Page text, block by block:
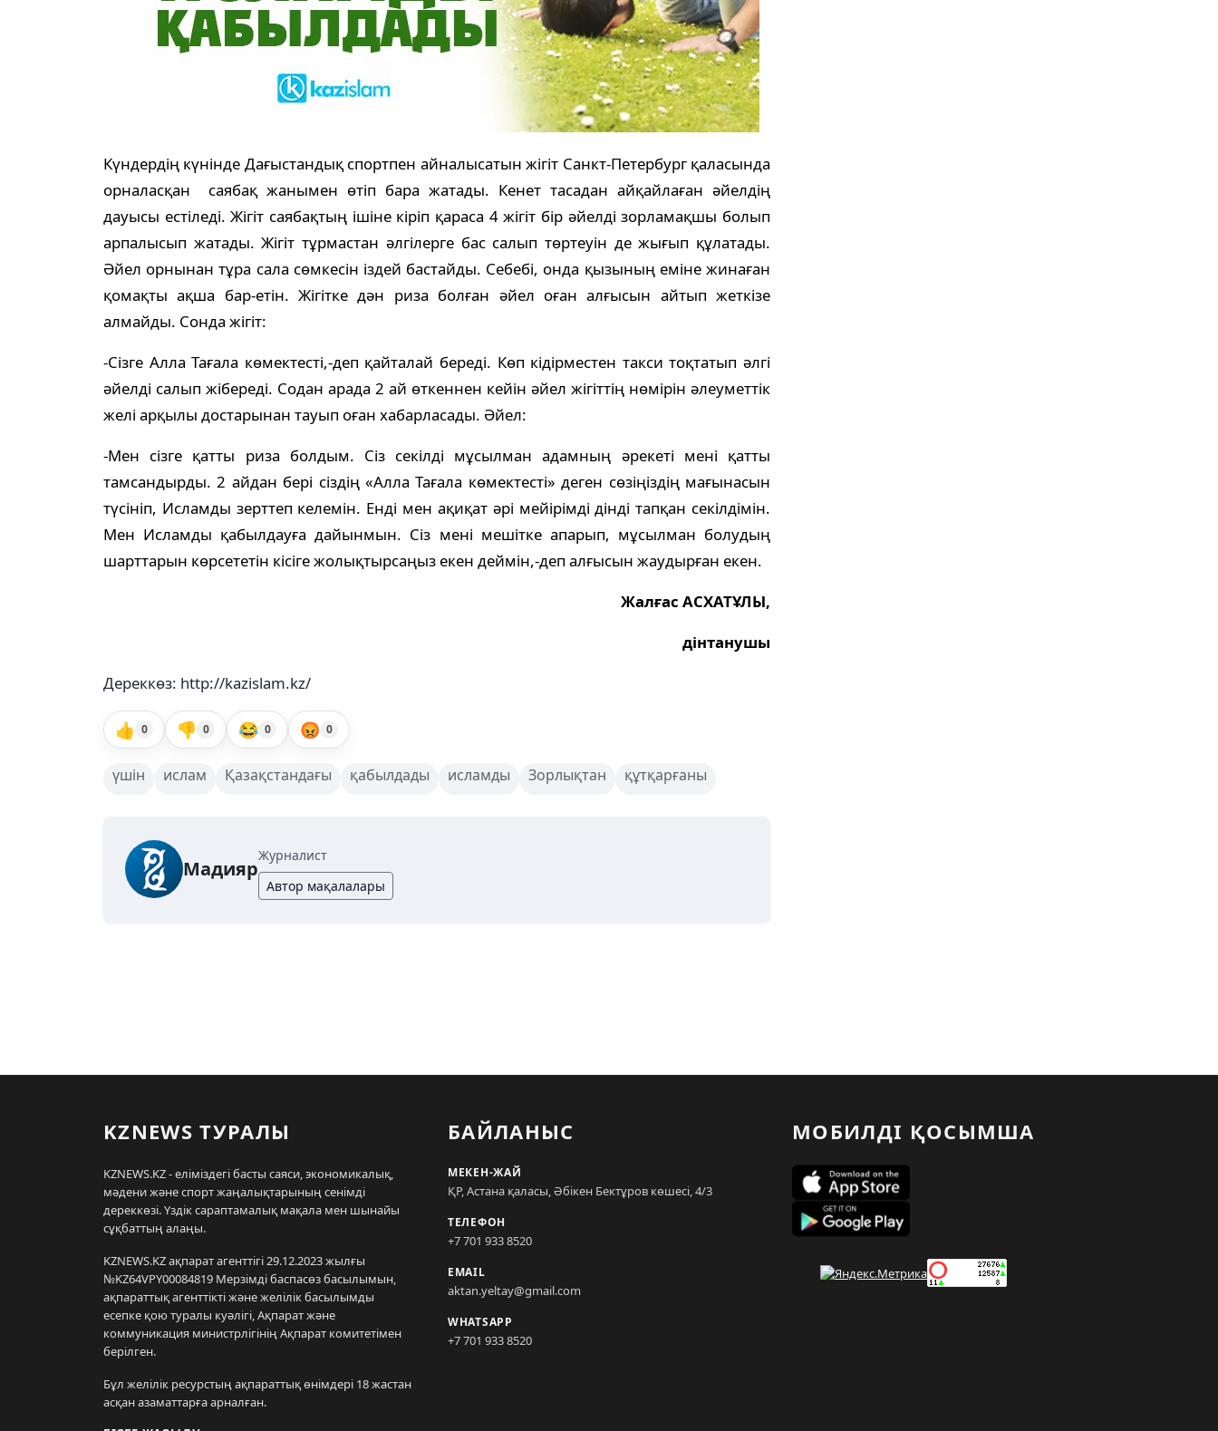
Күндердің күнінде Дағыстандық спортпен айналысатын жігіт Санкт-Петербург қаласында
орналасқан саябақ жанымен өтіп бара жатады. Кенет тасадан айқайлаған әйелдің
дауысы естіледі. Жігіт саябақтың ішіне кіріп қараса 4 жігіт бір әйелді зорламақшы болып
арпалысып жатады. Жігіт тұрмастан әлгілерге бас салып төртеуін де жығып құлатады.
Әйел орнынан тұра сала сөмкесін іздей бастайды. Себебі, онда қызының еміне жинаған
қомақты ақша бар-етін. Жігітке дән риза болған әйел оған алғысын айтып жеткізе
алмайды. Сонда жігіт:
-Сізге Алла Тағала көмектесті,-деп қайталай береді. Көп кідірместен такси тоқтатып әлгі
әйелді салып жібереді. Содан арада 2 ай өткеннен кейін әйел жігіттің нөмірін әлеуметтік
желі арқылы достарынан тауып оған хабарласады. Әйел:
-Мен сізге қатты риза болдым. Сіз секілді мұсылман адамның әрекеті мені қатты
тамсандырды. 2 айдан бері сіздің «Алла Тағала көмектесті» деген сөзіңіздің мағынасын
түсініп, Исламды зерттеп келемін. Енді мен ақиқат әрі мейірімді дінді тапқан секілдімін.
Мен Исламды қабылдауға дайынмын. Сіз мені мешітке апарып, мұсылман болудың
шарттарын көрсететін кісіге жолықтырсаңыз екен деймін,-деп алғысын жаудырған екен.
Жалғас АСХАТҰЛЫ,
дінтанушы
Дереккөз: http://kazislam.kz/
👍 0 👎 0 😂 0 😡 0
үшін ислам Қазақстандағы қабылдады исламды Зорлықтан құтқарғаны
Мадияр
Журналист
Автор мақалалары
KZNEWS ТУРАЛЫ
KZNEWS.KZ - еліміздегі басты саяси, экономикалық,
мәдени және спорт жаңалықтарының сенімді
дереккөзі. Үздік сараптамалық мақала мен шынайы
сұқбаттың алаңы.
KZNEWS.KZ ақпарат агенттігі 29.12.2023 жылғы
№KZ64VPY00084819 Мерзімді баспасөз басылымын,
ақпараттық агенттікті және желілік басылымды
есепке қою туралы куәлігі, Ақпарат және
коммуникация министрлігінің Ақпарат комитетімен
берілген.
Бұл желілік ресурстың ақпараттық өнімдері 18 жастан
асқан азаматтарға арналған.
БАЙЛАНЫС
МЕКЕН-ЖАЙ
ҚР, Астана қаласы, Әбікен Бектұров көшесі, 4/3
ТЕЛЕФОН
+7 701 933 8520
EMAIL
aktan.yeltay@gmail.com
WHATSAPP
+7 701 933 8520
МОБИЛДІ ҚОСЫМША